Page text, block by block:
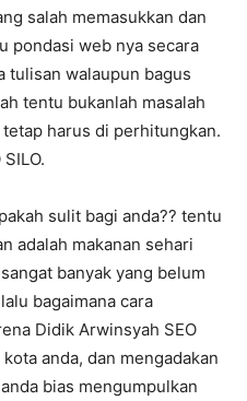
salah memasukkan dan
pondasi web nya secara
tulisan walaupun bagus
tentu bukanlah masalah
harus di perhitungkan.
sulit bagi anda?? tentu
adalah makanan sehari
banyak yang belum
bagaimana cara
Didik Arwinsyah SEO
anda, dan mengadakan
bias mengumpulkan